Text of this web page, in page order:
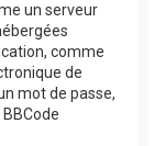
un serveur
comme
de
mot de passe,